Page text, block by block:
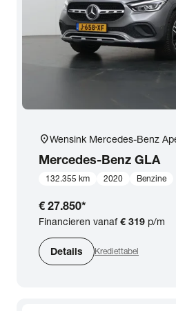
location_onWensink Mercedes-Benz
Mercedes-Benz GLA
132.355 km 2020 Benzine
€ 27.850*
Financieren vanaf€ 319 p/m
Details Krediettabel